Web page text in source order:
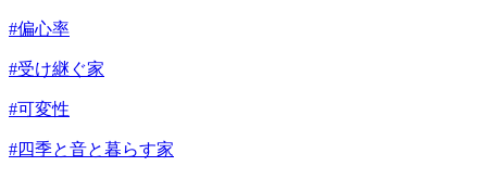
#偏心率
#受け継ぐ家
#可変性
#四季と音と暮らす家